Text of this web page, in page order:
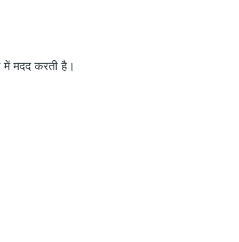
में मदद करती है।